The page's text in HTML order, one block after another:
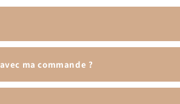
ma commande ?